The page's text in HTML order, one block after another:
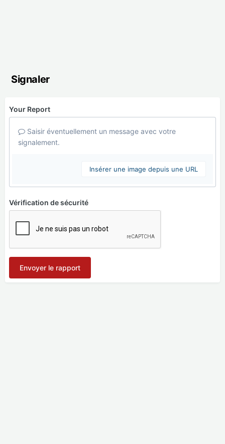
Signaler
Your Report
Saisir éventuellement un message avec votre
signalement.
Insérer une image depuis une URL
Vérification de sécurité
Envoyer le rapport